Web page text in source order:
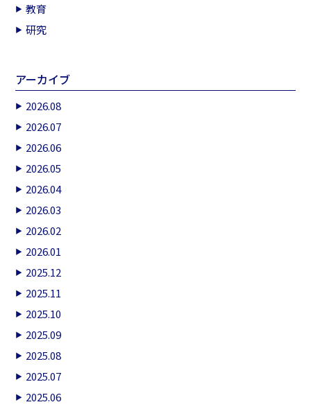
教育
研究
アーカイブ
2026.08
2026.07
2026.06
2026.05
2026.04
2026.03
2026.02
2026.01
2025.12
2025.11
2025.10
2025.09
2025.08
2025.07
2025.06